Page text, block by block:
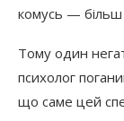
комусь — більш
Тому один
психолог
що саме цей